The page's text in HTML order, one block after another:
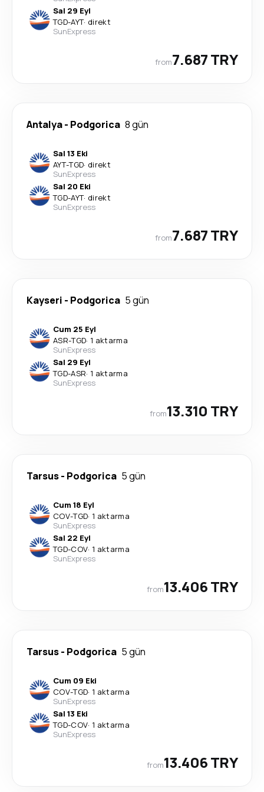
Sal 29 Eyl
TGD-AYT· direkt
SunExpress
from7.687 TRY
Antalya- Podgorica 8 gün
Sal 13 Eki
AYT-TGD· direkt
SunExpress
Sal 20 Eki
TGD-AYT· direkt
SunExpress
from7.687 TRY
Kayseri - Podgorica 5 gün
Cum 25 Eyl
ASR-TGD· 1 aktarma
SunExpress
Sal 29 Eyl
TGD-ASR· 1 aktarma
SunExpress
from13.310 TRY
Tarsus- Podgorica 5 gün
Cum 18 Eyl
COV-TGD· 1 aktarma
SunExpress
Sal 22 Eyl
TGD-COV· 1 aktarma
SunExpress
from13.406 TRY
Tarsus- Podgorica 5 gün
Cum 09 Eki
COV-TGD· 1 aktarma
SunExpress
Sal 13 Eki
TGD-COV· 1 aktarma
SunExpress
from13.406 TRY